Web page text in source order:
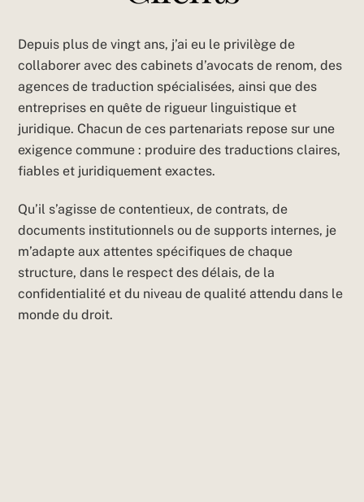
Depuis plus de vingt ans, j’ai eu le privilège de
collaborer avec des cabinets d’avocats de renom, des
agences de traduction spécialisées, ainsi que des
entreprises en quête de rigueur linguistique et
juridique. Chacun de ces partenariats repose sur une
exigence commune : produire des traductions claires,
fiables et juridiquement exactes.
Qu’il s’agisse de contentieux, de contrats, de
documents institutionnels ou de supports internes, je
m’adapte aux attentes spécifiques de chaque
structure, dans le respect des délais, de la
confidentialité et du niveau de qualité attendu dans le
monde du droit.